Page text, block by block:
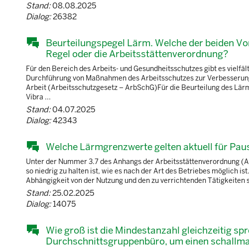
Stand:08.08.2025
Dialog:26382
Beurteilungspegel Lärm. Welche der beiden
Regel oder die Arbeitsstättenverordnung?
Für den Bereich des Arbeits- und Gesundheitsschutzes gibt es
Durchführung von Maßnahmen des Arbeitsschutzes zur
Arbeit (Arbeitsschutzgesetz – ArbSchG)Für die Beurteilung des
Vibra ...
Stand:04.07.2025
Dialog:42343
Welche Lärmgrenzwerte gelten aktuell für
Unter der Nummer 3.7 des Anhangs der Arbeitsstättenverordnung
so niedrig zu halten ist, wie es nach der Art des Betriebes möglich
Abhängigkeit von der Nutzung und den zu verrichtenden
Stand:25.02.2025
Dialog:14075
Wie groß ist die Mindestanzahl gleichzeitig
Durchschnittsgruppenbüro, um einen